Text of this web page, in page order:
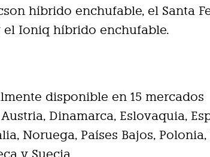
híbrido enchufable, el Santa
Ioniq híbrido enchufable.
disponible en 15 mercados
Dinamarca, Eslovaquia,
Noruega, Países Bajos, Polonia,
y Suecia.